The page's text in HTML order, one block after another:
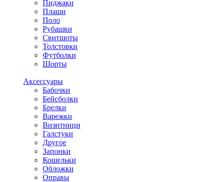
Пиджаки
Плащи
Поло
Рубашки
Свитшоты
Толстовки
Футболки
Шорты
Аксессуары
Бабочки
Бейсболки
Брелки
Варежки
Визитници
Галстуки
Другое
Запонки
Кошельки
Обложки
Оправы